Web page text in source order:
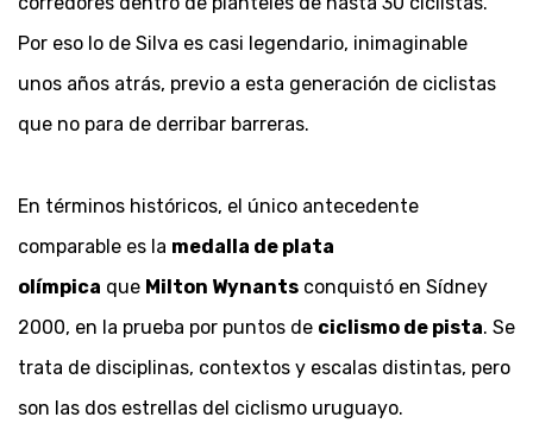
Por eso lo de Silva es casi legendario, inimaginable
unos años atrás, previo a esta generación de ciclistas
que no para de derribar barreras.
En términos históricos, el único antecedente
comparable es la medalla de plata
olímpica que Milton Wynants conquistó en Sídney
2000, en la prueba por puntos de ciclismo de pista. Se
trata de disciplinas, contextos y escalas distintas, pero
son las dos estrellas del ciclismo uruguayo.